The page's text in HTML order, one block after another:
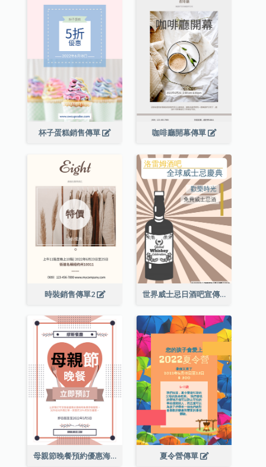
杯子蛋糕銷售傳單 咖啡廳開幕傳單
時裝銷售傳單2 世界威士忌日酒吧宣傳傳單
母親節晚餐預約優惠海報 夏令營傳單